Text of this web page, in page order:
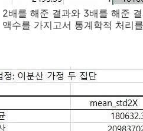
배를 해준 결과와 3배를 해준
수를 가지고서 통계학적 처리